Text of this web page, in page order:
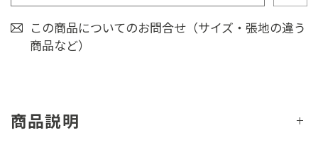
この商品についてのお問合せ（サイズ・張地の違う
商品など）
商品説明